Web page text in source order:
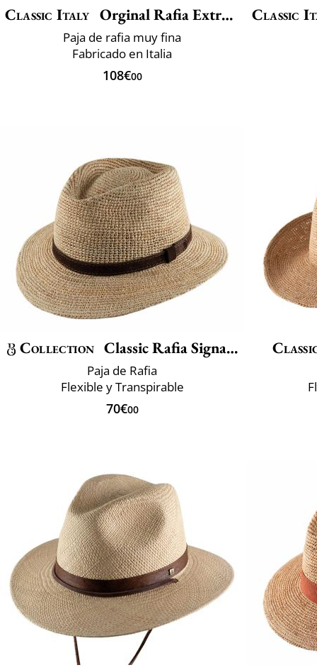
Classic Italy Orginal Rafia Extra Fine Belt
Paja de rafia muy fina
Fabricado en Italia
108€00
Classic
Collection Classic Rafia Signature
Paja de Rafia
Flexible y Transpirable
70€00